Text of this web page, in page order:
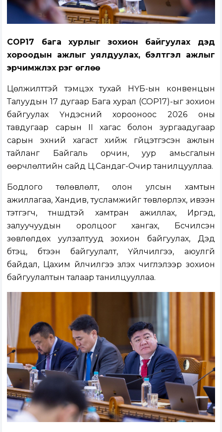
COP17 бага хурлыг зохион байгуулах дэд
хороодын ажлыг уялдуулах, бэлтгэл ажлыг
эрчимжүүлэх үүрэг өглөө
Цөлжилттэй тэмцэх тухай НҮБ-ын конвенцын
Талуудын 17 дугаар Бага хурал (COP17)-ыг зохион
байгуулах Үндэсний хорооноос 2026 оны
тавдугаар сарын II хагас болон зургаадугаар
сарын эхний хагаст хийж гүйцэтгэсэн ажлын
тайланг Байгаль орчин, уур амьсгалын
өөрчлөлтийн сайд Ц.Сандаг-Очир танилцууллаа.
Бодлого төлөвлөлт, олон улсын хамтын
ажиллагаа, Хандив, тусламжийг төвлөрүүлэх, ивээн
тэтгэгч, түншүүдтэй хамтран ажиллах, Иргэд,
залуучуудын оролцоог хангах, Бүсчилсэн
зөвлөлдөх уулзалтууд зохион байгуулах, Дэд
бүтэц, бүтээн байгуулалт, Үйлчилгээ, аюулгүй
байдал, Цахим үйлчилгээ үзүүлэх чиглэлээр зохион
байгуулалтын талаар танилцууллаа.